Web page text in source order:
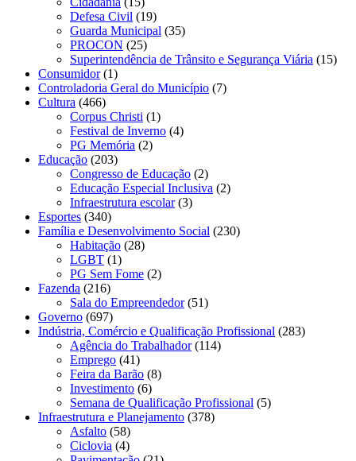
Defesa Civil (19)
Guarda Municipal (35)
PROCON (25)
Superintendência de Trânsito e Segurança Viária (15)
Consumidor(1)
Controladoria Geral do Município (7)
Cultura (466)
Corpus Christi (1)
Festival de Inverno (4)
PG Memória (2)
Educação (203)
Congresso de Educação (2)
Educação Especial Inclusiva (2)
Infraestrutura escolar(3)
Esportes (340)
Família e Desenvolvimento Social (230)
Habitação (28)
LGBT (1)
PG Sem Fome (2)
Fazenda (216)
Sala do Empreendedor(51)
Governo (697)
Indústria, Comércio e Qualificação Profissional (283)
Agência do Trabalhador(114)
Emprego (41)
Feira da Barão (8)
Investimento (6)
Semana de Qualificação Profissional (5)
Infraestrutura e Planejamento (378)
Asfalto (58)
Ciclovia (4)